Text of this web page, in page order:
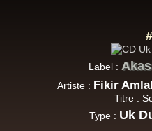
Label :
Artiste : Fikir
Titre :
Type : Uk